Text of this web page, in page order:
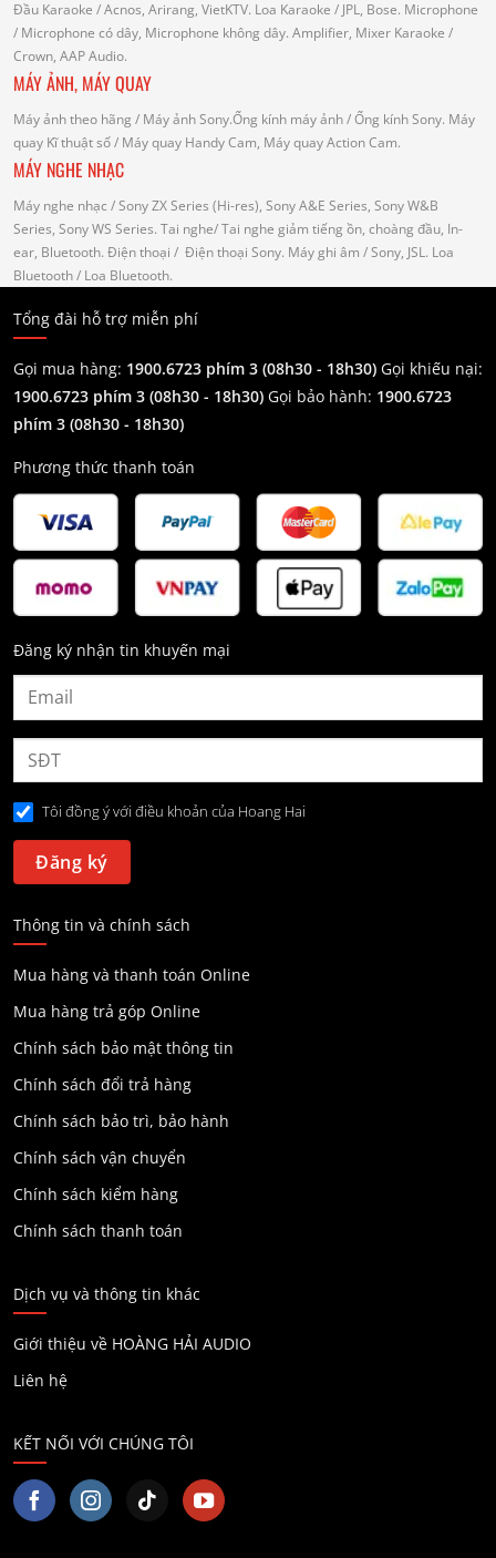
Đầu Karaoke / Acnos, Arirang, VietKTV. Loa Karaoke / JPL, Bose. Microphone
/ Microphone có dây, Microphone không dây. Amplifier, Mixer Karaoke /
Crown, AAP Audio.
MÁY ẢNH, MÁY QUAY
Máy ảnh theo hãng / Máy ảnh Sony.Ống kính máy ảnh / Ống kính Sony. Máy
quay Kĩ thuật số/ Máy quay Handy Cam, Máy quay Action Cam.
MÁY NGHE NHẠC
Máy nghe nhạc / Sony ZX Series (Hi-res), Sony A&E Series, Sony W&B
Series, Sony WS Series. Tai nghe/ Tai nghe giảm tiếng ồn, choàng đầu, In-
ear, Bluetooth. Điện thoại / Điện thoại Sony. Máy ghi âm / Sony, JSL. Loa
Bluetooth/ Loa Bluetooth.
Tổng đài hỗ trợ miễn phí
Gọi mua hàng: 1900.6723 phím 3 (08h30 - 18h30) Gọi khiếu nại:
1900.6723 phím 3 (08h30 - 18h30) Gọi bảo hành: 1900.6723
phím 3 (08h30 - 18h30)
Phương thức thanh toán
Đăng ký nhận tin khuyến mại
Tôi đồng ý với điều khoản của Hoang Hai
Thông tin và chính sách
Mua hàng và thanh toán Online
Mua hàng trả góp Online
Chính sách bảo mật thông tin
Chính sách đổi trả hàng
Chính sách bảo trì, bảo hành
Chính sách vận chuyển
Chính sách kiểm hàng
Chính sách thanh toán
Dịch vụ và thông tin khác
Giới thiệu về HOÀNG HẢI AUDIO
Liên hệ
KẾT NỐI VỚI CHÚNG TÔI